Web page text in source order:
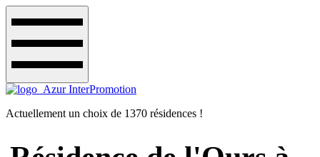
Actuellement un choix de 1370 résidences !